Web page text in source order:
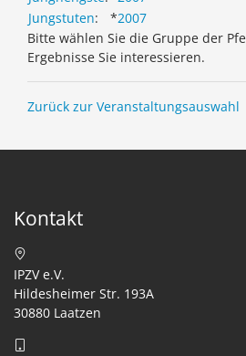
Jungstuten: *2007
Bitte wählen Sie die Gruppe der
Ergebnisse Sie interessieren.
Zurück zur Veranstaltungsauswahl
Kontakt
IPZV e.V.
Hildesheimer Str. 193A
30880 Laatzen